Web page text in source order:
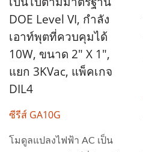
DOE Level VI, กำลัง
เอาท์พุตที่ควบคุมได้
10W, ขนาด 2" X 1",
แยก 3KVac, แพ็คเกจ
DIL4
ซีรีส์ GA10G
โมดูลแปลงไฟฟ้า AC เป็น